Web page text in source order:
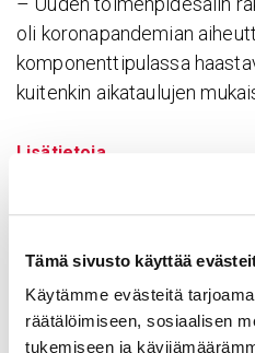
Tämä sivusto käyttää
Käytämme evästeitä
räätälöimiseen, sosiaalisen
tukemiseen ja
oli koronapandemian
komponenttipulassa
kuitenkin aikataulujen
Lisätietoja
Erkki Ilveskoski,
Markku Eskola,
Sydänsairaala, p. 03 311